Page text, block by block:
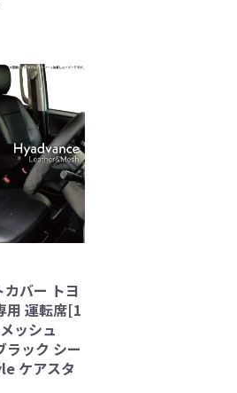
バー トヨ
用 運転席[1
ッシュ
ラック シー
ケアスタ